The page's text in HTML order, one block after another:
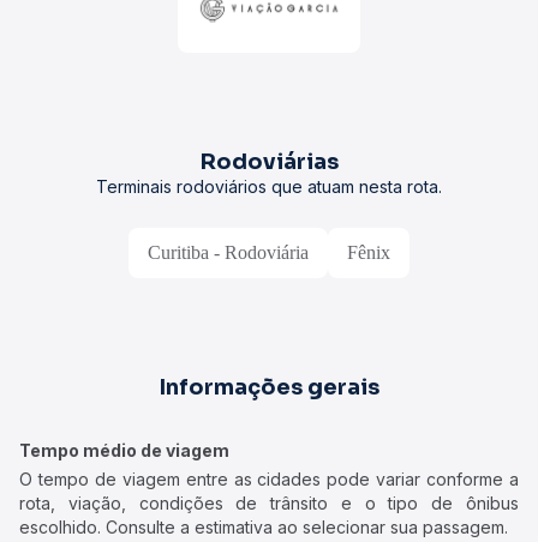
Rodoviárias
Terminais rodoviários que atuam nesta rota.
Curitiba - Rodoviária Fênix
Informações gerais
Tempo médio de viagem
O tempo de viagem entre as cidades pode variar conforme a
rota, viação, condições de trânsito e o tipo de ônibus
escolhido. Consulte a estimativa ao selecionar sua passagem.